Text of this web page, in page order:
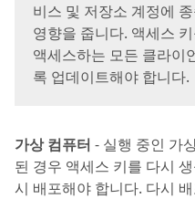
비스 및 저장소 계정에
영향을 줍니다. 액세스
액세스하는 모든 클라이
록 업데이트해야 합니다.
가상 컴퓨터 - 실행 중인 가
된 경우 액세스 키를 다시
시 배포해야 합니다. 다시